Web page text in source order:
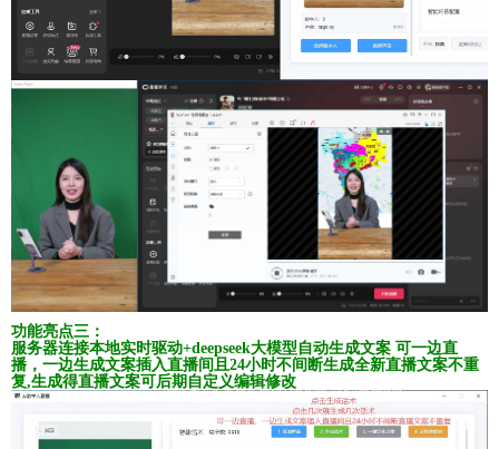
功能亮点三：
服务器连接本地实时驱动+deepseek大模型自动生成文案 可一边直
播，一边生成文案插入直播间且24小时不间断生成全新直播文案不重
复,生成得直播文案可后期自定义编辑修改